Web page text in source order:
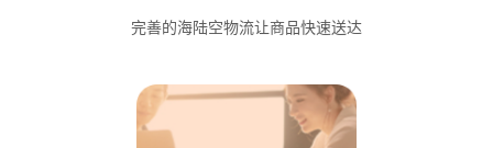
完善的海陆空物流让商品快速送达